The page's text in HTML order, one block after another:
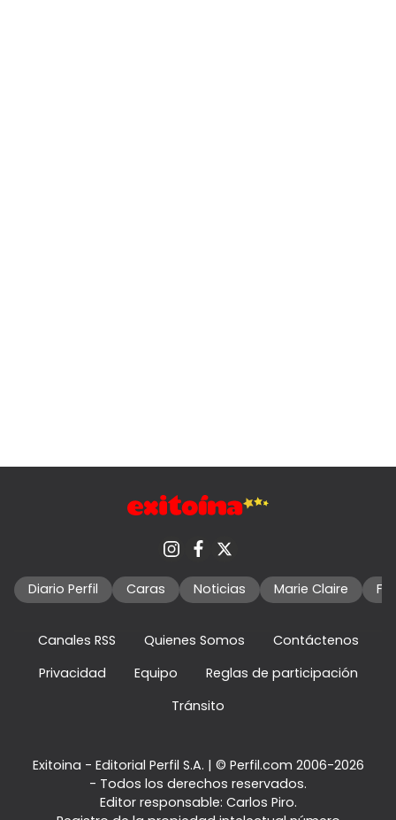
Diario Perfil Caras Noticias Marie Claire
Canales RSS Quienes Somos
Contáctenos
Privacidad
Equipo
Reglas de participación
Tránsito
Exitoina - Editorial Perfil S.A. | © Perfil.com 2006-2026
- Todos los derechos reservados.
Editor responsable: Carlos Piro.